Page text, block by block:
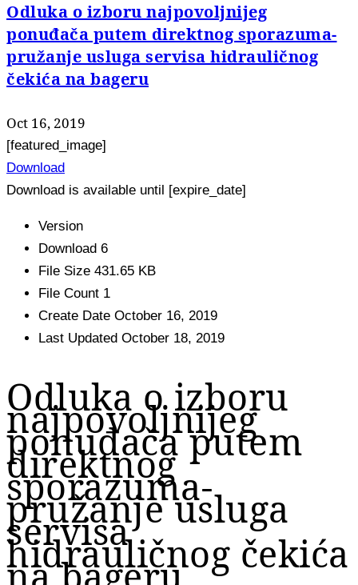
Odluka o izboru najpovoljnijeg
ponuđača putem direktnog sporazuma-
pružanje usluga servisa hidrauličnog
čekića na bageru
Oct 16, 2019
[featured_image]
Download
Download is available until [expire_date]
Version
Download 6
File Size 431.65 KB
File Count 1
Create Date October 16, 2019
Last Updated October 18, 2019
Odluka o izboru
najpovoljnijeg
ponuđača putem
direktnog
sporazuma-
pružanje usluga
servisa
hidrauličnog čekića